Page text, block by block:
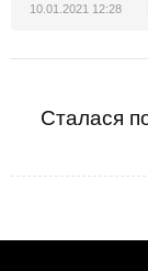
10.01.2021 12:28
Сталася